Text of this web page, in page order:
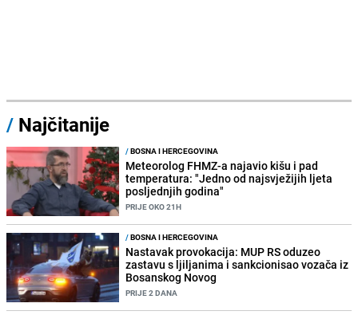
/ Najčitanije
/BOSNA I HERCEGOVINA
Meteorolog FHMZ-a najavio kišu i pad
temperatura: "Jedno od najsvježijih ljeta
posljednjih godina"
PRIJE OKO 21H
/BOSNA I HERCEGOVINA
Nastavak provokacija: MUP RS oduzeo
zastavu s ljiljanima i sankcionisao vozača iz
Bosanskog Novog
PRIJE 2 DANA